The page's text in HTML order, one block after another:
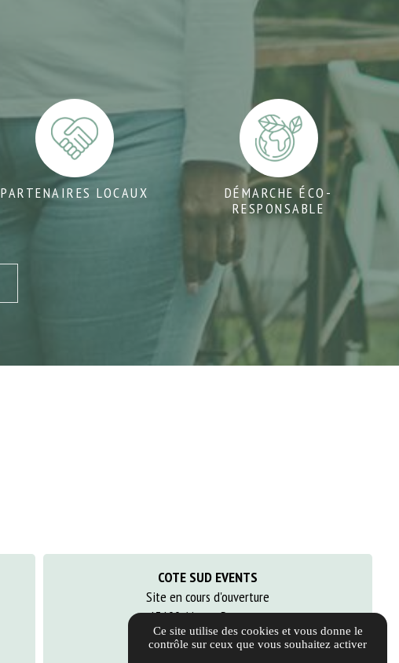
PARTENAIRES LOCAUX
DÉMARCHE ÉCO-
RESPONSABLE
COTE SUD EVENTS
Site en cours d'ouverture
13100 Aix-en-Provence
04 30 22 04 81
Ce site utilise des cookies et vous donne le
contrôle sur ceux que vous souhaitez activer